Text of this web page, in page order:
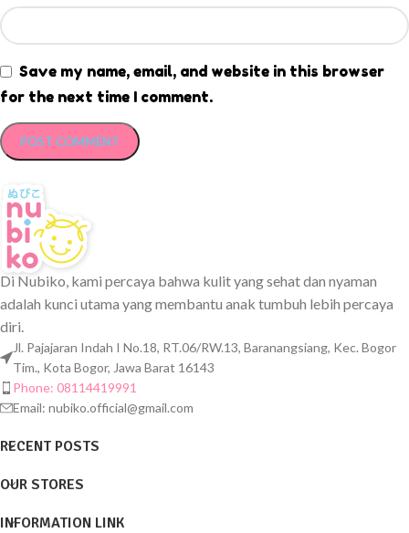
Save my name, email, and website in this browser
for the next time I comment.
Di Nubiko, kami percaya bahwa kulit yang sehat dan nyaman
adalah kunci utama yang membantu anak tumbuh lebih percaya
diri.
Jl. Pajajaran Indah I No.18, RT.06/RW.13, Baranangsiang, Kec. Bogor
Tim., Kota Bogor, Jawa Barat 16143
Phone: 08114419991
Email: nubiko.official@gmail.com
RECENT POSTS
OUR STORES
INFORMATION LINK